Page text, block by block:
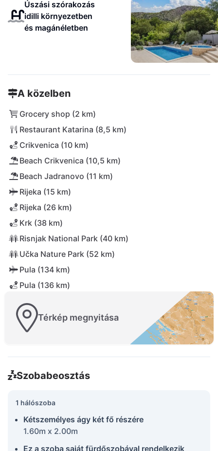
Úszási szórakozás
idilli környezetben
és magánéletben
A közelben
Grocery shop (2 km)
Restaurant Katarina (8,5 km)
Crikvenica (10 km)
Beach Crikvenica (10,5 km)
Beach Jadranovo (11 km)
Rijeka (15 km)
Rijeka (26 km)
Krk (38 km)
Risnjak National Park (40 km)
Učka Nature Park (52 km)
Pula (134 km)
Pula (136 km)
Térkép megnyitása
Szobabeosztás
1 hálószoba
Kétszemélyes ágy két fő részére
1.60m x 2.00m
Ez a szoba saját fürdőszobával rendelkezik